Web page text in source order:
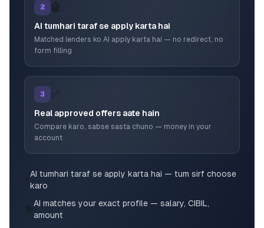
2 🤖
AI tumhari taraf se apply karta hai
Matched lenders ko AI apply karta hai — no redirect, no
form filling
3 ✅
Real approved offers aate hain
Compare karo, sabse sasta chuno — money in your
account
⚡AI tumhari taraf se apply karta hai — tum sirf choose
karo
🎯AI matches your exact profile — salary, CIBIL,
amount